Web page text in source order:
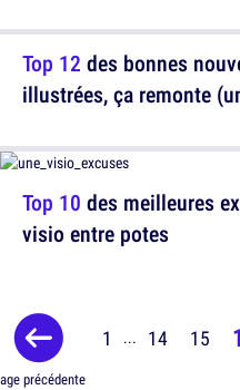
Top 10 des meilleures
visio entre potes
Top 12 des bonnes
illustrées, ça remonte
précédente
1 ... 14 15